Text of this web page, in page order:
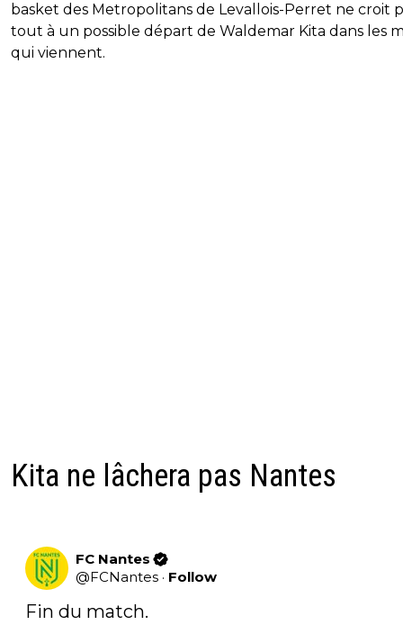
basket des Metropolitans de Levallois-Perret ne croit
tout à un possible départ de Waldemar Kita dans les
qui viennent.
Kita ne lâchera pas Nantes
FC Nantes
@FCNantes · Follow
Fin du match.